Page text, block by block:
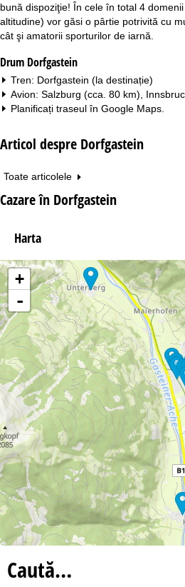
bună dispoziţie! În cele în total 4
altitudine) vor găsi o pârtie potrivită cu
cât şi amatorii sporturilor de iarnă.
Drum Dorfgastein
Tren: Dorfgastein (la destinație)
Avion: Salzburg (cca. 80 km),
Planificați traseul în Google Maps
Articol despre Dorfgastein
Toate articolele
Cazare în Dorfgastein
Harta
+
-
Caută…